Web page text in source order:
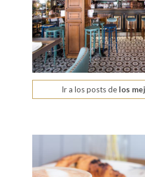
Ir a los posts delos